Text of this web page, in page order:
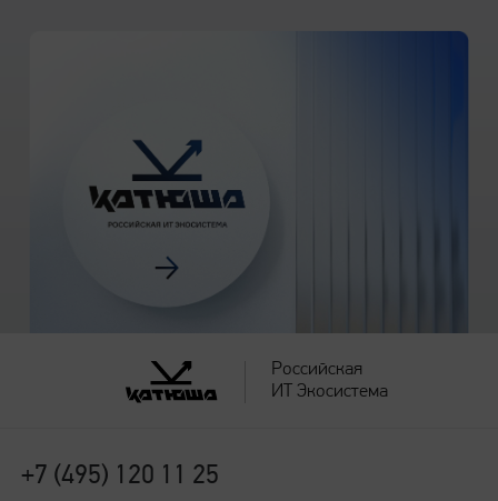
Максимальная вместимость
Поддерживаемые плотности
150 листов
Российская
ИТ Экосистема
+7 (495) 120 11 25